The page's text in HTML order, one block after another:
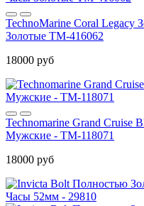
TechnoMarine Coral
Золотые TM-416062
18000 руб
Technomarine Grand Cruise
Мужские - TM-118071
18000 руб